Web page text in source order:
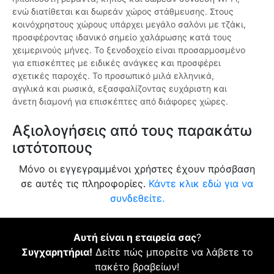
ενώ διατίθεται και δωρεάν χώρος στάθμευσης. Στους
κοινόχρηστους χώρους υπάρχει μεγάλο σαλόνι με τζάκι,
προσφέροντας ιδανικό σημείο χαλάρωσης κατά τους
χειμερινούς μήνες. Το ξενοδοχείο είναι προσαρμοσμένο
για επισκέπτες με ειδικές ανάγκες και προσφέρει
σχετικές παροχές. Το προσωπικό μιλά ελληνικά,
αγγλικά και ρωσικά, εξασφαλίζοντας ευχάριστη και
άνετη διαμονή για επισκέπτες από διάφορες χώρες.
Αξιολογήσεις από τους παρακάτω
ιστότοπους
Μόνο οι εγγεγραμμένοι χρήστες έχουν πρόσβαση
σε αυτές τις πληροφορίες. Κάντε κλικ εδώ για να
συνδεθείτε.
Αυτή είναι η εταιρεία σας?
Συγχαρητήρια! Δείτε πώς μπορείτε να λάβετε το
πακέτο βραβείων!